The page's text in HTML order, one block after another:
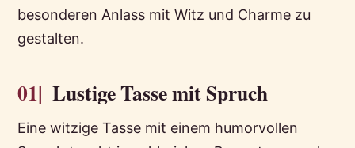
besonderen Anlass mit Witz und Charme zu
gestalten.
01| Lustige Tasse mit Spruch
Eine witzige Tasse mit einem humorvollen